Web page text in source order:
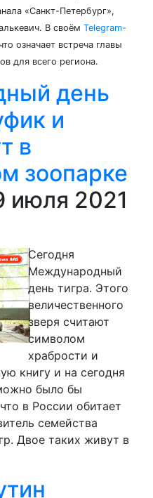
«Санкт-Петербург»,
В своём Telegram-
означает встреча главы
для всего региона.
день
и
в
зоопарке
июля 2021
Сегодня
Международный
день тигра. Этого
величественного
зверя считают
символом
храбрости и
книгу и на сегодня
было бы
в России обитает
семейства
Двое таких живут в